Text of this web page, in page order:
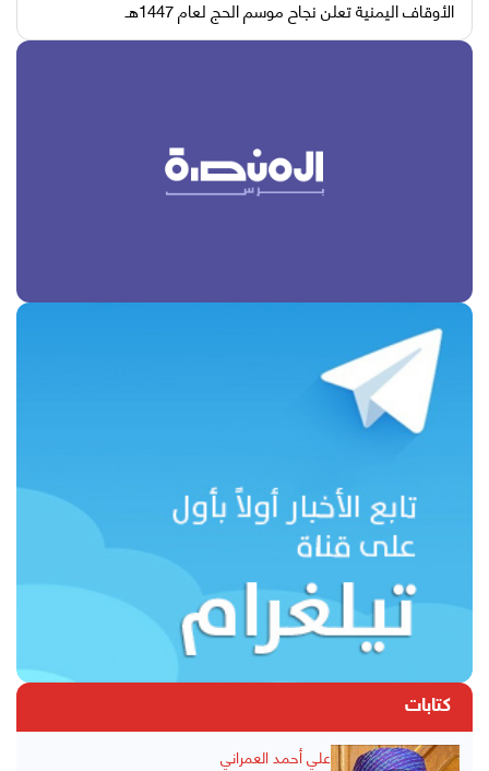
الأوقاف اليمنية تعلن نجاح موسم الحج لعام 1447هـ
كتابات
علي أحمد العمراني